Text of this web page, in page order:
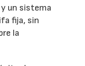
un sistema
fija, sin
la